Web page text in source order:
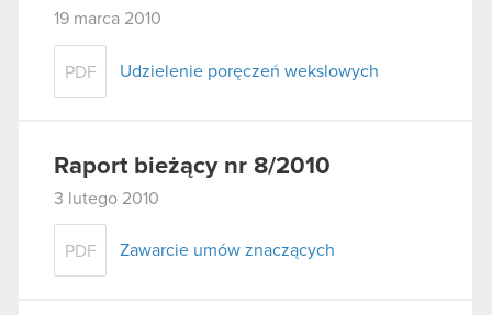
19 marca 2010
PDF Udzielenie poręczeń wekslowych
Raport bieżący nr 8/2010
3 lutego 2010
PDF Zawarcie umów znaczących